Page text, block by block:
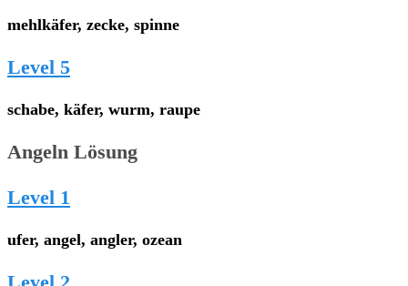
mehlkäfer, zecke, spinne
Level 5
schabe, käfer, wurm, raupe
Angeln Lösung
Level 1
ufer, angel, angler, ozean